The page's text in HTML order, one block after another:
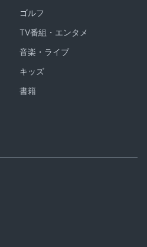
ゴルフ
TV番組・エンタメ
音楽・ライブ
キッズ
書籍